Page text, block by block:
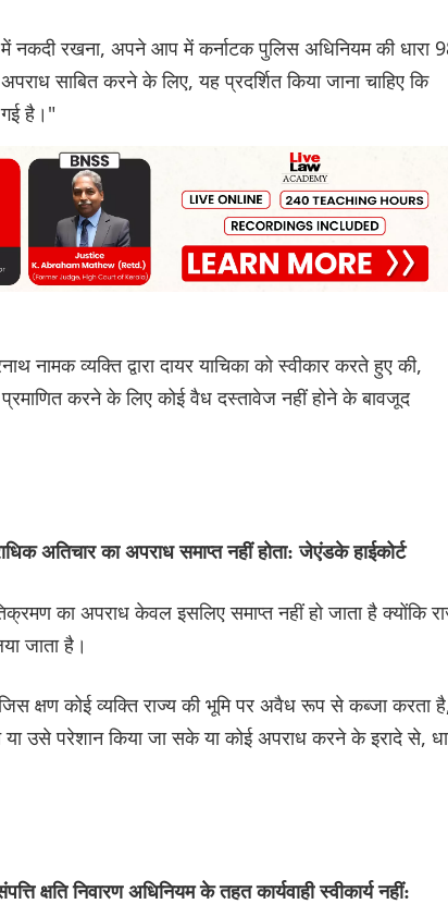
में नकदी रखना, अपने आप में कर्नाटक पुलिस अधिनियम की धारा
साबित करने के लिए, यह प्रदर्शित किया जाना चाहिए कि
गई है।"
व्यक्ति द्वारा दायर याचिका को स्वीकार करते हुए की,
करने के लिए कोई वैध दस्तावेज नहीं होने के बावजूद
अतिचार का अपराध समाप्त नहीं होता: जेएंडके हाईकोर्ट
का अपराध केवल इसलिए समाप्त नहीं हो जाता है क्योंकि
जाता है।
क्षण कोई व्यक्ति राज्य की भूमि पर अवैध रूप से कब्जा करता
या उसे परेशान किया जा सके या कोई अपराध करने के इरादे से,
क्षति निवारण अधिनियम के तहत कार्यवाही स्वीकार्य नहीं: